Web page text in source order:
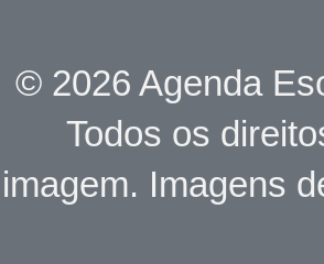
© 2026 Agenda
Todos os
imagem. Imagens